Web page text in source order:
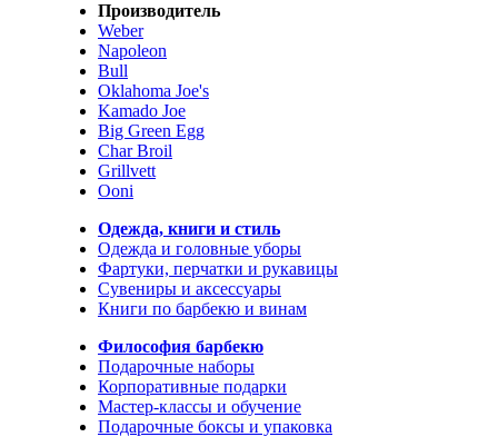
Производитель
Weber
Napoleon
Bull
Oklahoma Joe's
Kamado Joe
Big Green Egg
Char Broil
Grillvett
Ooni
Одежда, книги и стиль
Одежда и головные уборы
Фартуки, перчатки и рукавицы
Сувениры и аксессуары
Книги по барбекю и винам
Философия барбекю
Подарочные наборы
Корпоративные подарки
Мастер-классы и обучение
Подарочные боксы и упаковка